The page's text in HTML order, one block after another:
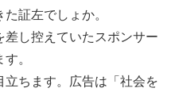
証左でしょか。
差し控えていたスポンサー
。
立ちます。広告は「社会を